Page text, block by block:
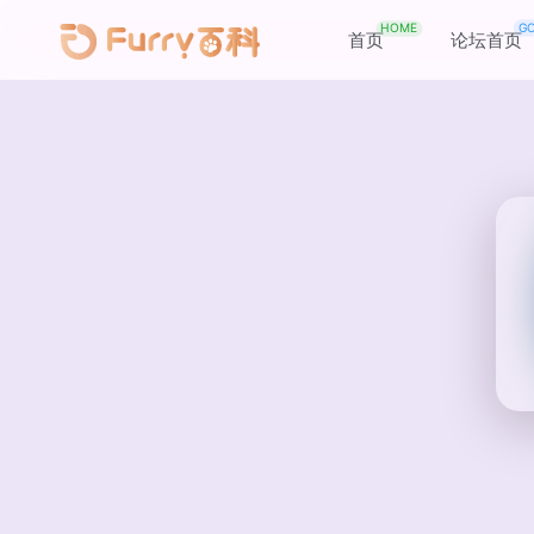
首页
HOME
论坛首页